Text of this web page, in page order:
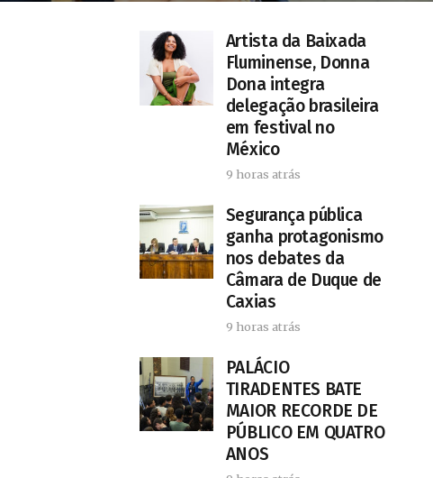
Artista da Baixada
Fluminense, Donna
Dona integra
delegação brasileira
em festival no
México
9 horas atrás
Segurança pública
ganha protagonismo
nos debates da
Câmara de Duque de
Caxias
9 horas atrás
PALÁCIO
TIRADENTES BATE
MAIOR RECORDE DE
PÚBLICO EM QUATRO
ANOS